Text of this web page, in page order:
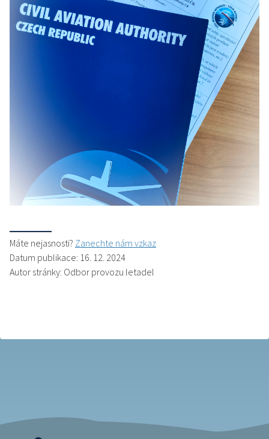
Máte nejasnosti? Zanechte nám vzkaz
Datum publikace: 16. 12. 2024
Autor stránky: Odbor provozu letadel